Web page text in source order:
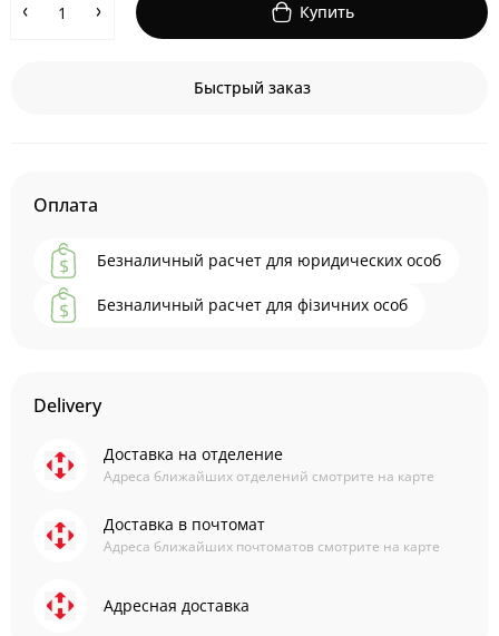
Купить
Быстрый заказ
Оплата
Безналичный расчет для юридических особ
Безналичный расчет для фізичних особ
Delivery
Доставка на отделение
Адреса ближайших отделений смотрите на карте
Доставка в почтомат
Адреса ближайших почтоматов смотрите на карте
Адресная доставка